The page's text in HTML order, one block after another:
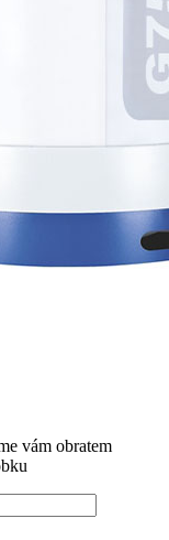
vám obratem